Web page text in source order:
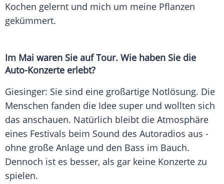
Kochen gelernt und mich um meine Pflanzen
gekümmert.
Im Mai waren Sie auf Tour. Wie haben Sie die
Auto-Konzerte erlebt?
Giesinger: Sie sind eine großartige Notlösung. Die
Menschen fanden die Idee super und wollten sich
das anschauen. Natürlich bleibt die Atmosphäre
eines Festivals beim Sound des Autoradios aus -
ohne große Anlage und den Bass im Bauch.
Dennoch ist es besser, als gar keine Konzerte zu
spielen.